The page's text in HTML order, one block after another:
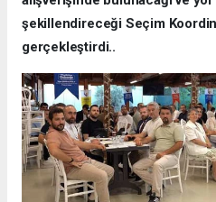
şekillendireceği Seçim
gerçekleştirdi..